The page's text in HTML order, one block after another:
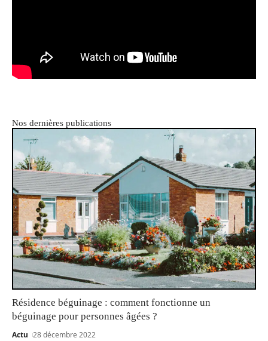
Nos dernières publications
Résidence béguinage : comment fonctionne un
béguinage pour personnes âgées ?
Actu 28 décembre 2022